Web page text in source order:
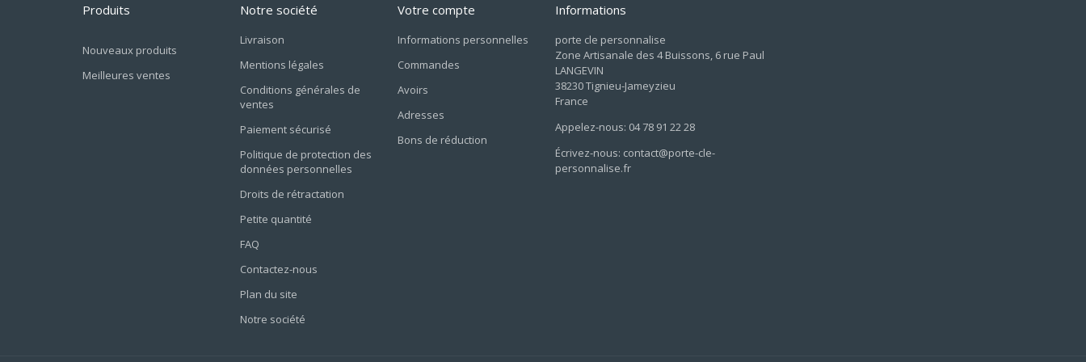
Produits
Nouveaux produits
Meilleures ventes
Notre société
Livraison
Mentions légales
Conditions générales de
ventes
Paiement sécurisé
Politique de protection des
données personnelles
Droits de rétractation
Petite quantité
FAQ
Contactez-nous
Plan du site
Notre société
Votre compte
Informations personnelles
Commandes
Avoirs
Adresses
Bons de réduction
Informations
porte cle personnalise
Zone Artisanale des 4 Buissons, 6 rue Paul
LANGEVIN
38230 Tignieu-Jameyzieu
France
Appelez-nous: 04 78 91 22 28
Écrivez-nous: contact@porte-cle-
personnalise.fr